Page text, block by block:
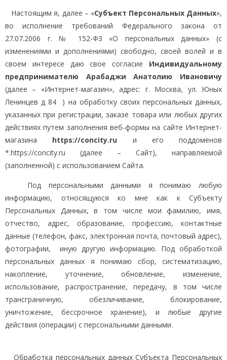
Настоящим я, далее – «Субъект Персональных Данных»,
во исполнение требований Федерального закона от
27.07.2006 г. № 152-ФЗ «О персональных данных» (с
изменениями и дополнениями) свободно, своей волей и в
своем интересе даю свое согласие Индивидуальному
предпринимателю Арабаджи Анатолию Ивановичу
(далее – «Интернет-магазин», адрес: г. Москва, ул. Юных
Ленинцев д 84 ) на обработку своих персональных данных,
указанных при регистрации, заказе товара или любых других
действиях путем заполнения веб-формы на сайте Интернет-
магазина https://concity.ru и его поддоменов
*.https://concity.ru (далее – Сайт), направляемой
(заполненной) с использованием Сайта.
Под персональными данными я понимаю любую
информацию, относящуюся ко мне как к Субъекту
Персональных Данных, в том числе мои фамилию, имя,
отчество, адрес, образование, профессию, контактные
данные (телефон, факс, электронная почта, почтовый адрес),
фотографии, иную другую информацию. Под обработкой
персональных данных я понимаю сбор, систематизацию,
накопление, уточнение, обновление, изменение,
использование, распространение, передачу, в том числе
трансграничную, обезличивание, блокирование,
уничтожение, бессрочное хранение), и любые другие
действия (операции) с персональными данными.
Обработка персональных данных Субъекта Персональных